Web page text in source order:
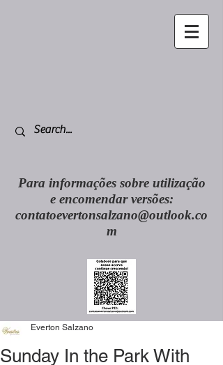
Para informações sobre utilização
e encomendar versões:
contatoevertonsalzano@outlook.co
m
Sunday In the Park With
Everton Salzano